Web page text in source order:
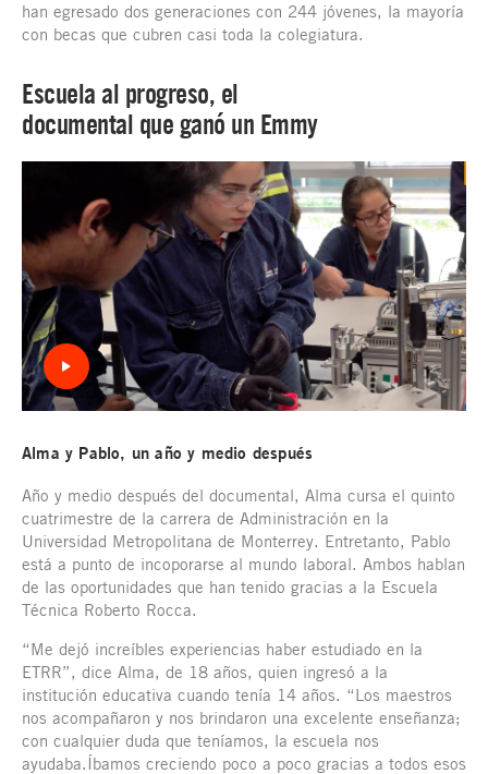
han egresado dos generaciones con 244 jóvenes, la mayoría
con becas que cubren casi toda la colegiatura.
Escuela al progreso, el
documental que ganó un Emmy
Alma y Pablo, un año y medio después
Año y medio después del documental, Alma cursa el quinto
cuatrimestre de la carrera de Administración en la
Universidad Metropolitana de Monterrey. Entretanto, Pablo
está a punto de incoporarse al mundo laboral. Ambos hablan
de las oportunidades que han tenido gracias a la Escuela
Técnica Roberto Rocca.
“Me dejó increíbles experiencias haber estudiado en la
ETRR”, dice Alma, de 18 años, quien ingresó a la
institución educativa cuando tenía 14 años. “Los maestros
nos acompañaron y nos brindaron una excelente enseñanza;
con cualquier duda que teníamos, la escuela nos
ayudaba.Íbamos creciendo poco a poco gracias a todos esos